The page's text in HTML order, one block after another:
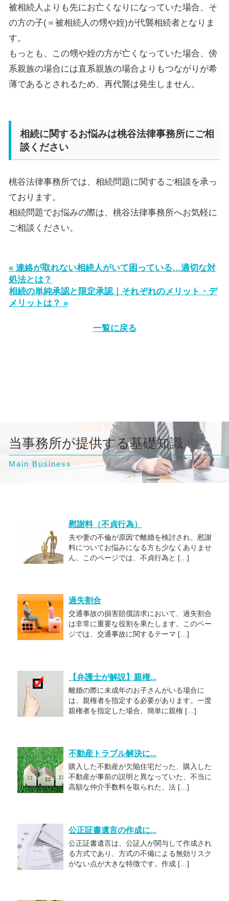
被相続人よりも先にお亡くなりになっていた場合、そ
の方の子( ＝被相続人の甥や姪)が代襲相続者となりま
す。
もっとも、この甥や姪の方が亡くなっていた場合、傍
系親族の場合には直系親族の場合よりもつながりが希
薄であるとされるため、再代襲は発生しません。
相続に関するお悩みは桃谷法律事務所にご相
談ください
桃谷法律事務所では、相続問題に関するご相談を承っ
ております。
相続問題でお悩みの際は、桃谷法律事務所へお気軽に
ご相談ください。
« 連絡が取れない相続人がいて困っている…適切な対
処法とは？
相続の単純承認と限定承認｜それぞれのメリット・デ
メリットは？ »
一覧に戻る
当事務所が提供する基礎知識
Main Business
慰謝料（不貞行為）
夫や妻の不倫が原因で離婚を検討され、慰謝
料についてお悩みになる方も少なくありませ
ん。このページでは、不貞行為と […]
過失割合
交通事故の損害賠償請求において、過失割合
は非常に重要な役割を果たします。このペー
ジでは、交通事故に関するテーマ […]
【弁護士が解説】親権...
離婚の際に未成年のお子さんがいる場合に
は、親権者を指定する必要があります。一度
親権者を指定した場合、簡単に親権 […]
不動産トラブル解決に...
購入した不動産が欠陥住宅だった、購入した
不動産が事前の説明と異なっていた、不当に
高額な仲介手数料を取られた、法 […]
公正証書遺言の作成に...
公正証書遺言は、公証人が関与して作成され
る方式であり、方式の不備による無効リスク
がない点が大きな特徴です。作成 […]